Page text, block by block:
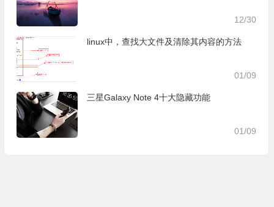
12/30
linux中，查找大文件及清除其内容的方法
01/09
三星Galaxy Note 4十大隐藏功能
01/09